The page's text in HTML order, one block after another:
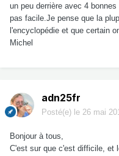
un peu derrière avec 4
pas facile.Je pense que la
l'encyclopédie et que certain
Michel
adn25fr
Posté(e) le 26 mai
Bonjour à tous,
C'est sur que c'est difficile, et